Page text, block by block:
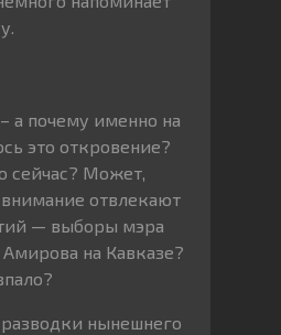
а почему именно на
это откровение?
сейчас? Может,
отвлекают
— выборы мэра
на Кавказе?
нынешнего